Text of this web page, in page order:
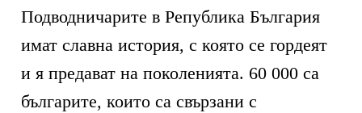
Подводничарите в Република България
имат славна история, с която се гордеят
и я предават на поколенията. 60 000 са
българите, които са свързани с